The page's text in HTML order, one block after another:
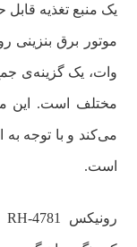
یک منبع تغذیه
وات، یک گزینه‌ی
مختلف است. این
می‌کند و با توجه
است.